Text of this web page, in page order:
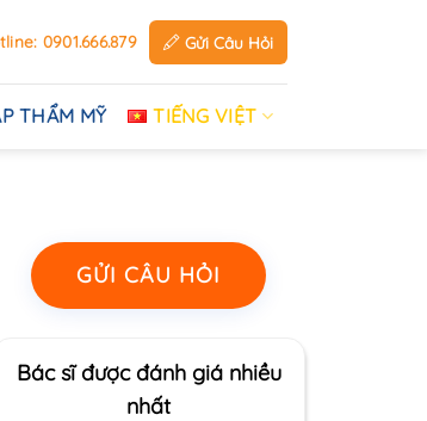
0901.666.879 Gửi Câu Hỏi
THẨM MỸ TIẾNG VIỆT
GỬI CÂU HỎI
Bác sĩ được đánh giá nhiều
nhất